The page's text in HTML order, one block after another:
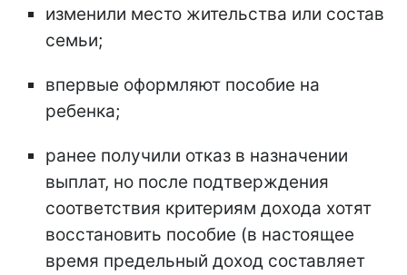
изменили место жительства или состав
семьи;
впервые оформляют пособие на
ребенка;
ранее получили отказ в назначении
выплат, но после подтверждения
соответствия критериям дохода хотят
восстановить пособие (в настоящее
время предельный доход составляет